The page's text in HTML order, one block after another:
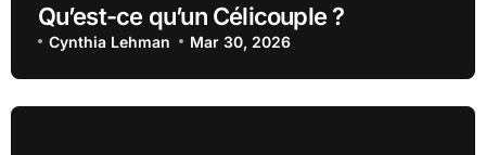
Qu’est-ce qu’un Célicouple ?
Cynthia Lehman Mar 30, 2026